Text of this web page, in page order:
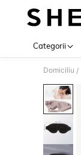
Categorii
Domiciliu /